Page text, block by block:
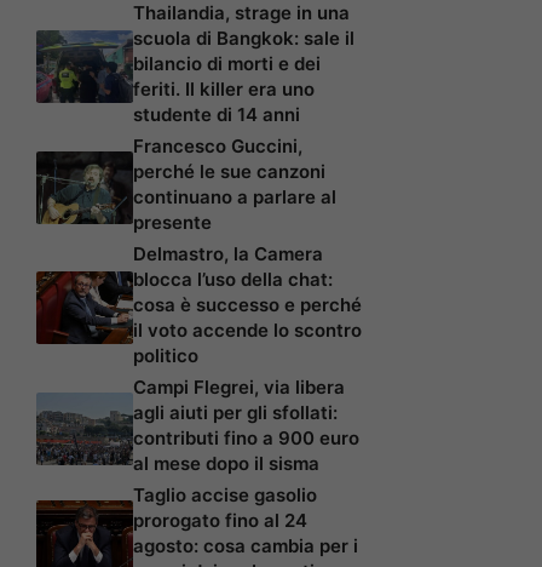
Thailandia, strage in una
scuola di Bangkok: sale il
bilancio di morti e dei
feriti. Il killer era uno
studente di 14 anni
Francesco Guccini,
perché le sue canzoni
continuano a parlare al
presente
Delmastro, la Camera
blocca l’uso della chat:
cosa è successo e perché
il voto accende lo scontro
politico
Campi Flegrei, via libera
agli aiuti per gli sfollati:
contributi fino a 900 euro
al mese dopo il sisma
Taglio accise gasolio
prorogato fino al 24
agosto: cosa cambia per i